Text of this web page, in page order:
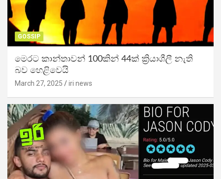
GOSSIP
මෙරට කාන්තාවන් 100කින් 44ක් ක්‍රියාශීලී නැති
බව හෙළිවෙයි
March 27, 2025 iri news